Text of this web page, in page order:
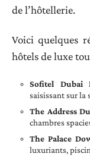
de l’hôtellerie.
Voici quelques
hôtels de luxe
Sofitel Dubai
saisissant sur la
The Address
chambres
The Palace
luxuriants,